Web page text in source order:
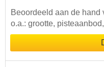
Beoordeeld aan de hand
o.a.: grootte,